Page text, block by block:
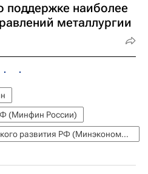
поддержке наиболее
металлургии
(Минфин России)
Министерство экономического развития РФ (Минэкономразвития России)